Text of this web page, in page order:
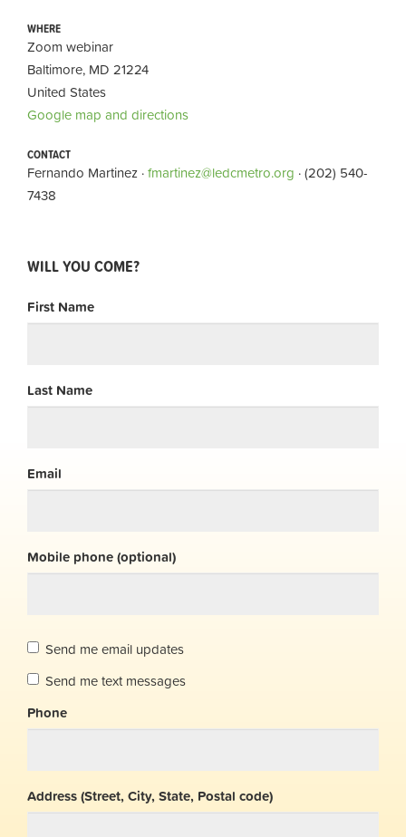
WHERE
Zoom webinar
Baltimore, MD 21224
United States
Google map and directions
CONTACT
Fernando Martinez ·fmartinez@ledcmetro.org · (202) 540-
7438
WILL YOU COME?
First Name
Last Name
Email
Mobile phone (optional)
Send me email updates
Send me text messages
Phone
Address (Street, City, State, Postal code)